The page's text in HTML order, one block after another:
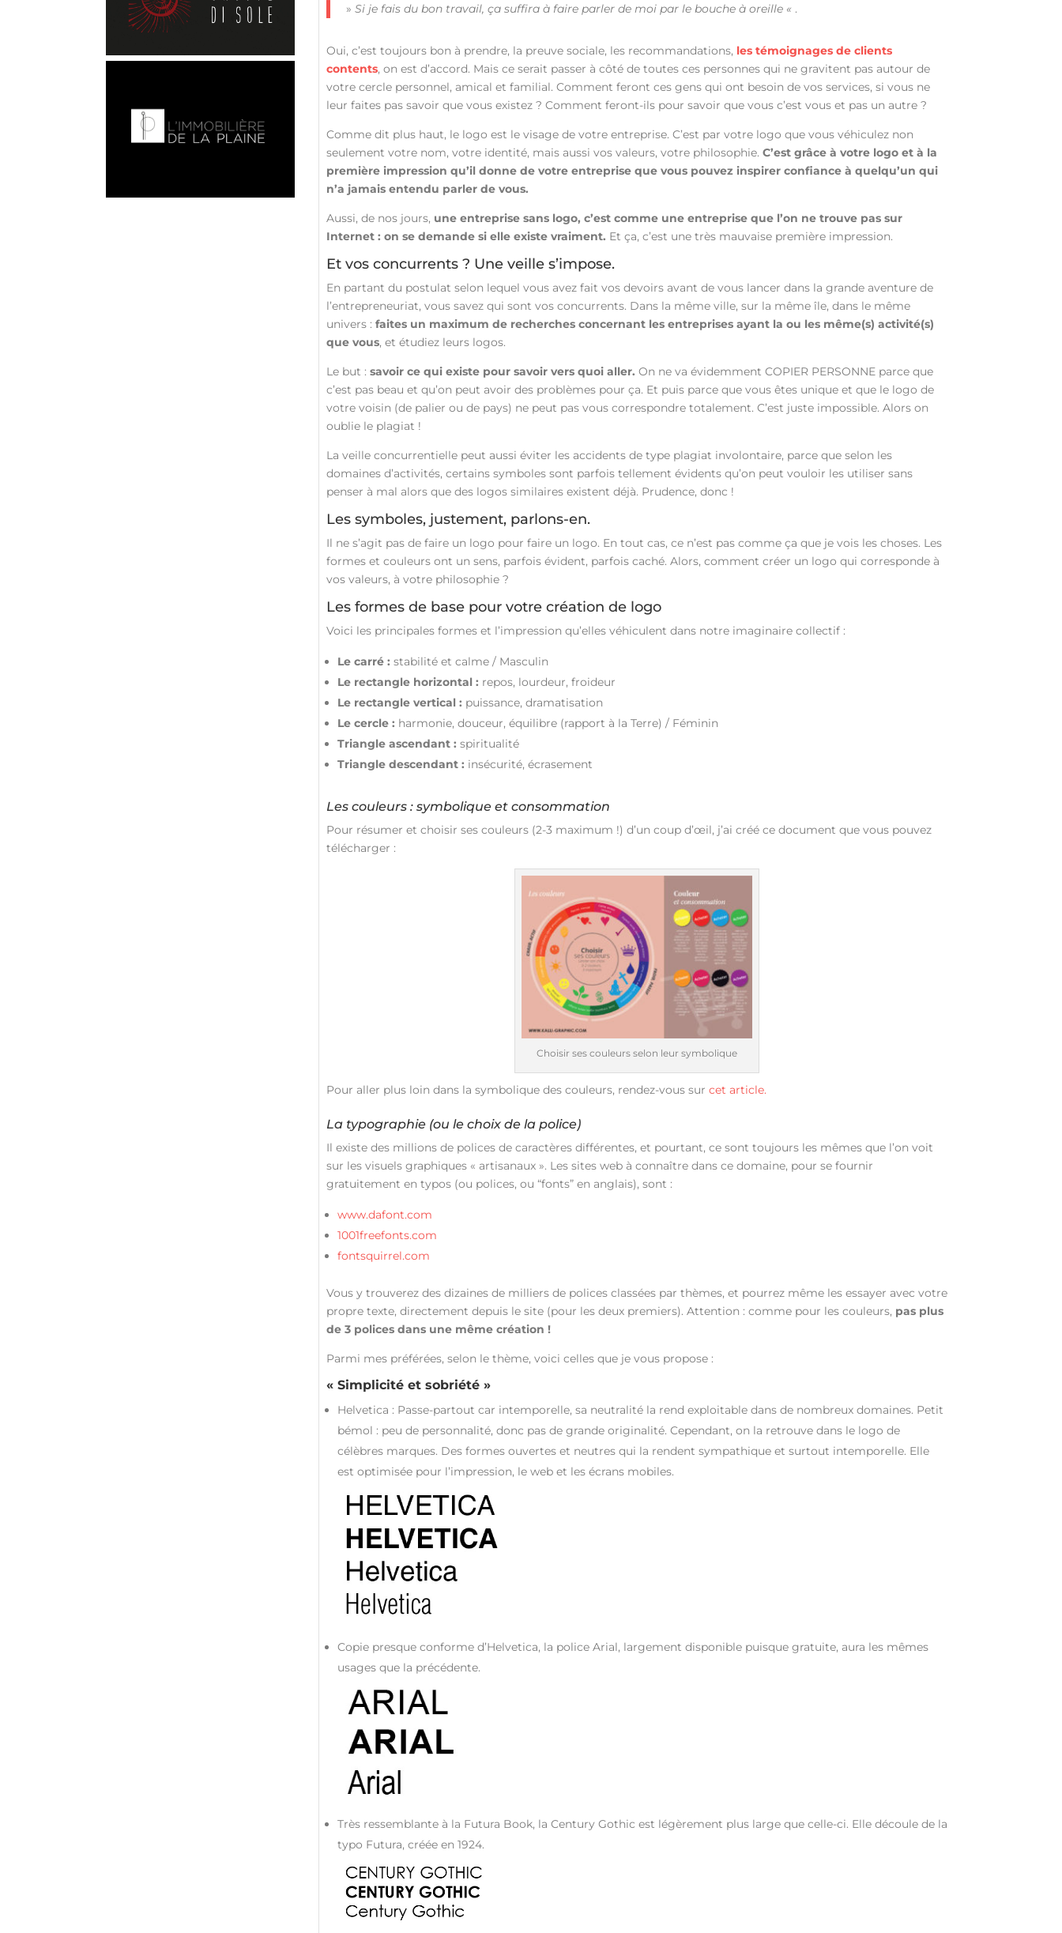
»Si je fais du bon travail, ça suffira à faire parler de moi par le bouche à oreille « .
Oui, c’est toujours bon à prendre, la preuve sociale, les recommandations, les témoignages de clients
contents, on est d’accord. Mais ce serait passer à côté de toutes ces personnes qui ne gravitent pas autour de
votre cercle personnel, amical et familial. Comment feront ces gens qui ont besoin de vos services, si vous ne
leur faites pas savoir que vous existez ? Comment feront-ils pour savoir que vous c’est vous et pas un autre ?
Comme dit plus haut, le logo est le visage de votre entreprise. C’est par votre logo que vous véhiculez non
seulement votre nom, votre identité, mais aussi vos valeurs, votre philosophie.C’est grâce à votre logo et à la
première impression qu’il donne de votre entreprise que vous pouvez inspirer confiance à quelqu’un qui
n’a jamais entendu parler de vous.
Aussi, de nos jours, une entreprise sans logo, c’est comme une entreprise que l’on ne trouve pas sur
Internet : on se demande si elle existe vraiment. Et ça, c’est une très mauvaise première impression.
Et vos concurrents ? Une veille s’impose.
En partant du postulat selon lequel vous avez fait vos devoirs avant de vous lancer dans la grande aventure de
l’entrepreneuriat, vous savez qui sont vos concurrents. Dans la même ville, sur la même île, dans le même
univers :faites un maximum de recherches concernant les entreprises ayant la ou les même(s) activité(s)
que vous, et étudiez leurs logos.
Le but :savoir ce qui existe pour savoir vers quoi aller. On ne va évidemment COPIER PERSONNE parce que
c’est pas beau et qu’on peut avoir des problèmes pour ça. Et puis parce que vous êtes unique et que le logo de
votre voisin (de palier ou de pays) ne peut pas vous correspondre totalement. C’est juste impossible. Alors on
oublie le plagiat !
La veille concurrentielle peut aussi éviter les accidents de type plagiat involontaire, parce que selon les
domaines d’activités, certains symboles sont parfois tellement évidents qu’on peut vouloir les utiliser sans
penser à mal alors que des logos similaires existent déjà. Prudence, donc !
Les symboles, justement, parlons-en.
Il ne s’agit pas de faire un logo pour faire un logo. En tout cas, ce n’est pas comme ça que je vois les choses. Les
formes et couleurs ont un sens, parfois évident, parfois caché. Alors, comment créer un logo qui corresponde à
vos valeurs, à votre philosophie ?
Les formes de base pour votre création de logo
Voici les principales formes et l’impression qu’elles véhiculent dans notre imaginaire collectif :
Le carré : stabilité et calme / Masculin
Le rectangle horizontal : repos, lourdeur, froideur
Le rectangle vertical : puissance, dramatisation
Le cercle : harmonie, douceur, équilibre (rapport à la Terre) / Féminin
Triangle ascendant : spiritualité
Triangle descendant : insécurité, écrasement
Les couleurs : symbolique et consommation
Pour résumer et choisir ses couleurs (2-3 maximum !) d’un coup d’œil, j’ai créé ce document que vous pouvez
télécharger :
Choisir ses couleurs selon leur symbolique
Pour aller plus loin dans la symbolique des couleurs, rendez-vous surcet article.
La typographie (ou le choix de la police)
Il existe des millions de polices de caractères différentes, et pourtant, ce sont toujours les mêmes que l’on voit
sur les visuels graphiques « artisanaux ». Les sites web à connaître dans ce domaine, pour se fournir
gratuitement en typos (ou polices, ou “fonts” en anglais), sont :
www.dafont.com
1001freefonts.com
fontsquirrel.com
Vous y trouverez des dizaines de milliers de polices classées par thèmes, et pourrez même les essayer avec votre
propre texte, directement depuis le site (pour les deux premiers). Attention : comme pour les couleurs, pas plus
de 3 polices dans une même création !
Parmi mes préférées, selon le thème, voici celles que je vous propose :
« Simplicité et sobriété »
Helvetica : Passe-partout car intemporelle, sa neutralité la rend exploitable dans de nombreux domaines. Petit
bémol : peu de personnalité, donc pas de grande originalité. Cependant, on la retrouve dans le logo de
célèbres marques. Des formes ouvertes et neutres qui la rendent sympathique et surtout intemporelle. Elle
est optimisée pour l’impression, le web et les écrans mobiles.
Copie presque conforme d’Helvetica, la police Arial, largement disponible puisque gratuite, aura les mêmes
usages que la précédente.
Très ressemblante à la Futura Book, la Century Gothic est légèrement plus large que celle-ci. Elle découle de la
typo Futura, créée en 1924.